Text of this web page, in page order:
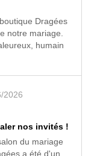
Dragées
notre mariage.
humain
2026
nos invités !
du mariage
a été d'un